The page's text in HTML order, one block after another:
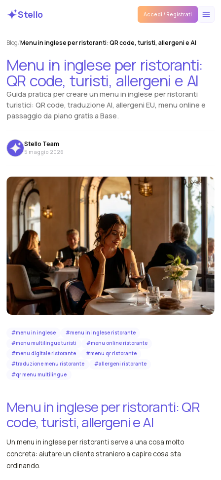
Stello Accedi / Registrati
Blog/Menu in inglese per ristoranti: QR code, turisti, allergeni e AI
Menu in inglese per ristoranti:
QR code, turisti, allergeni e AI
Guida pratica per creare un menu in inglese per ristoranti
turistici: QR code, traduzione AI, allergeni EU, menu online e
passaggio da piano gratis a Base.
Stello Team
5 maggio 2026
#menu in inglese #menu in inglese ristorante
#menu multilingue turisti #menu online ristorante
#menu digitale ristorante #menu qr ristorante
#traduzione menu ristorante #allergeni ristorante
#qr menu multilingue
Menu in inglese per ristoranti: QR
code, turisti, allergeni e AI
Un menu in inglese per ristoranti serve a una cosa molto
concreta: aiutare un cliente straniero a capire cosa sta
ordinando.